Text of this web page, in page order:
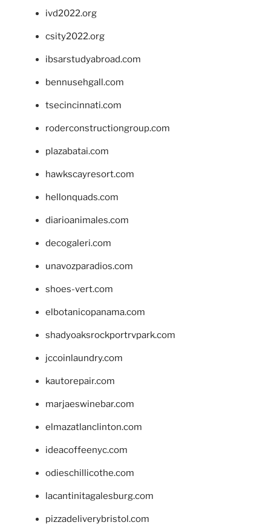
ivd2022.org
csity2022.org
ibsarstudyabroad.com
bennusehgall.com
tsecincinnati.com
roderconstructiongroup.com
plazabatai.com
hawkscayresort.com
hellonquads.com
diarioanimales.com
decogaleri.com
unavozparadios.com
shoes-vert.com
elbotanicopanama.com
shadyoaksrockportrvpark.com
jccoinlaundry.com
kautorepair.com
marjaeswinebar.com
elmazatlanclinton.com
ideacoffeenyc.com
odieschillicothe.com
lacantinitagalesburg.com
pizzadeliverybristol.com